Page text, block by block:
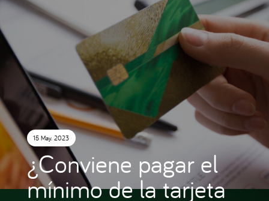
15 May. 2023
¿Conviene pagar el
mínimo de la tarjeta